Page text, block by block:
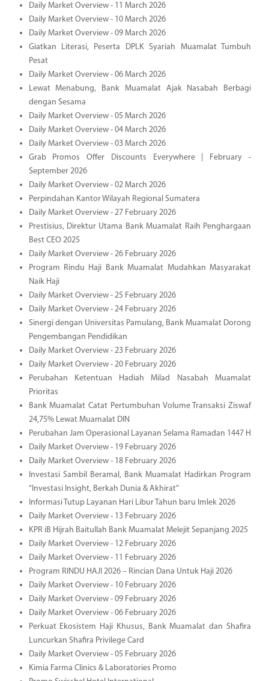
Daily Market Overview - 11 March 2026
Daily Market Overview - 10 March 2026
Daily Market Overview - 09 March 2026
Giatkan Literasi, Peserta DPLK Syariah Muamalat Tumbuh
Pesat
Daily Market Overview - 06 March 2026
Lewat Menabung, Bank Muamalat Ajak Nasabah Berbagi
dengan Sesama
Daily Market Overview - 05 March 2026
Daily Market Overview - 04 March 2026
Daily Market Overview - 03 March 2026
Grab Promos Offer Discounts Everywhere | February -
September 2026
Daily Market Overview - 02 March 2026
Perpindahan Kantor Wilayah Regional Sumatera
Daily Market Overview - 27 February 2026
Prestisius, Direktur Utama Bank Muamalat Raih Penghargaan
Best CEO 2025
Daily Market Overview - 26 February 2026
Program Rindu Haji Bank Muamalat Mudahkan Masyarakat
Naik Haji
Daily Market Overview - 25 February 2026
Daily Market Overview - 24 February 2026
Sinergi dengan Universitas Pamulang, Bank Muamalat Dorong
Pengembangan Pendidikan
Daily Market Overview - 23 February 2026
Daily Market Overview - 20 February 2026
Perubahan Ketentuan Hadiah Milad Nasabah Muamalat
Prioritas
Bank Muamalat Catat Pertumbuhan Volume Transaksi Ziswaf
24,75% Lewat Muamalat DIN
Perubahan Jam Operasional Layanan Selama Ramadan 1447 H
Daily Market Overview - 19 February 2026
Daily Market Overview - 18 February 2026
Investasi Sambil Beramal, Bank Muamalat Hadirkan Program
“Investasi Insight, Berkah Dunia & Akhirat”
Informasi Tutup Layanan Hari Libur Tahun baru Imlek 2026
Daily Market Overview - 13 February 2026
KPR iB Hijrah Baitullah Bank Muamalat Melejit Sepanjang 2025
Daily Market Overview - 12 February 2026
Daily Market Overview - 11 February 2026
Program RINDU HAJI 2026 – Rincian Dana Untuk Haji 2026
Daily Market Overview - 10 February 2026
Daily Market Overview - 09 February 2026
Daily Market Overview - 06 February 2026
Perkuat Ekosistem Haji Khusus, Bank Muamalat dan Shafira
Luncurkan Shafira Privilege Card
Daily Market Overview - 05 February 2026
Kimia Farma Clinics & Laboratories Promo